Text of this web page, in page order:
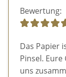
Bewertung:
Das Papier
Pinsel.
uns